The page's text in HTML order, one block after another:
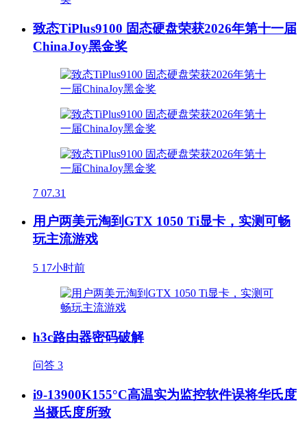
致态TiPlus9100 固态硬盘荣获2026年第十一届
ChinaJoy黑金奖
7 07.31
用户两美元淘到GTX 1050 Ti显卡，实测可畅
玩主流游戏
5 17小时前
h3c路由器密码破解
问答 3
i9-13900K155°C高温实为监控软件误将华氏度
当摄氏度所致